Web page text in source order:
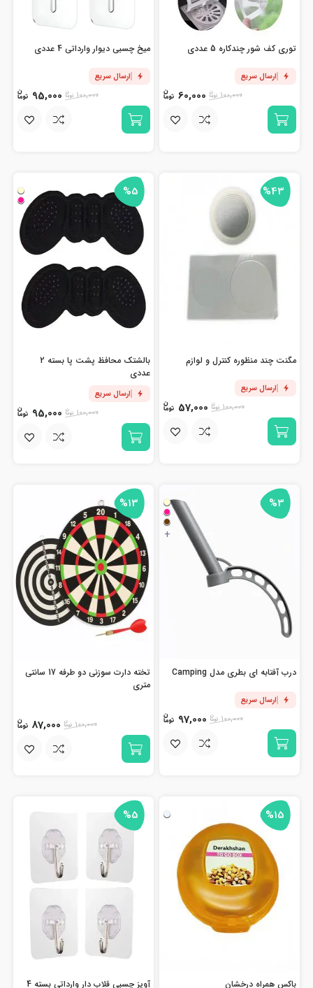
توری کف شور چندکاره 5 عددی
ارسال سریع
100,000
60,000
میخ چسبی دیوار وارداتی 4 عددی
ارسال سریع
100,000
95,000
%43
مگنت چند منظوره کنترل و لوازم
ارسال سریع
100,000
57,000
%5
بالشتک محافظ پشت پا بسته 2
عددی
ارسال سریع
100,000
95,000
%3
+
درب آفتابه ای بطری مدل Camping
ارسال سریع
100,000
97,000
%13
تخته دارت سوزنی دو طرفه 17 سانتی
متری
100,000
87,000
%15
باکس همراه درخشان
%5
آویز چسبی قلاب دار وارداتی بسته 4